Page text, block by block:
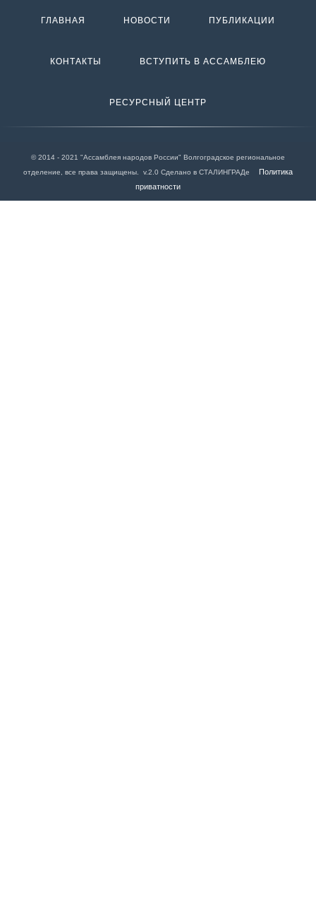
ГЛАВНАЯ НОВОСТИ ПУБЛИКАЦИИ
КОНТАКТЫ ВСТУПИТЬ В АССАМБЛЕЮ
РЕСУРСНЫЙ ЦЕНТР
© 2014 - 2021 "Ассамблея народов России" Волгоградское региональное
отделение, все права защищены. v.2.0 Сделано в СТАЛИНГРАДе
Политика
приватности